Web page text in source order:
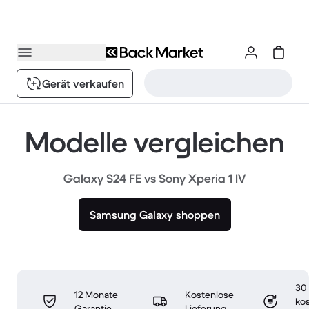
Gerät verkaufen
Modelle vergleichen
Galaxy S24 FE vs Sony Xperia 1 IV
Samsung Galaxy shoppen
12 Monate
Kostenlose
30